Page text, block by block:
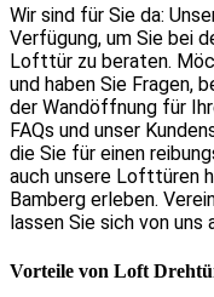
Wir sind für Sie da:
Verfügung, um Sie bei
Lofttür zu beraten.
und haben Sie Fragen,
der Wandöffnung für
FAQs und unser
die Sie für einen
auch unsere Lofttüren
Bamberg erleben.
lassen Sie sich von
Vorteile von Loft